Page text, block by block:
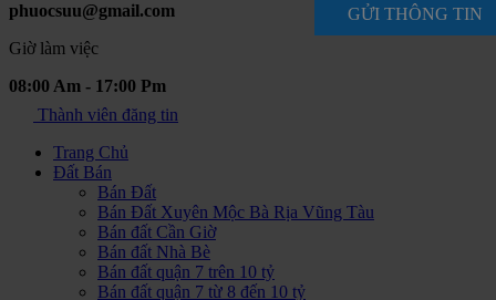
phuocsuu@gmail.com
Giờ làm việc
08:00 Am - 17:00 Pm
Thành viên đăng tin
Trang Chủ
Đất Bán
Bán Đất
Bán Đất Xuyên Mộc Bà Rịa Vũng Tàu
Bán đất Cần Giờ
Bán đất Nhà Bè
Bán đất quận 7 trên 10 tỷ
Bán đất quận 7 từ 8 đến 10 tỷ
GỬI THÔNG TIN